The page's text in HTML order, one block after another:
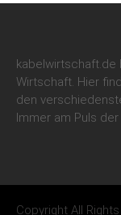
kabelwirtschaft.de
Wirtschaft. Hier
den
Immer am Puls der
Copyright All